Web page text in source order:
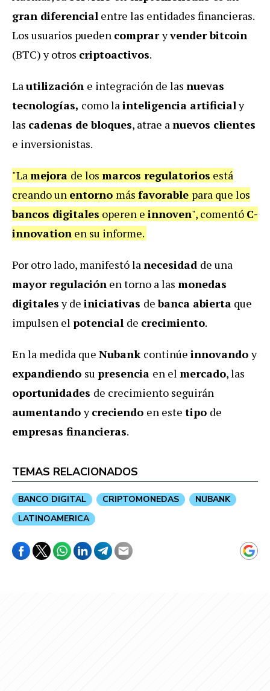
gran diferencial entre las entidades financieras.
Los usuarios pueden compraryvender bitcoin
(BTC) y otros criptoactivos.
Lautilización e integración de las nuevas
tecnologías, como lainteligencia artificialy
las cadenas de bloques, atrae anuevos clientes
e inversionistas.
"Lamejora de los marcos regulatorios está
creando un entorno más favorable para que los
bancos digitales operen e innoven", comentó C-
innovation en su informe.
Por otro lado, manifestó lanecesidad de una
mayor regulación en torno a las monedas
digitalesy de iniciativas debanca abierta que
impulsen el potencial de crecimiento.
En la medida que Nubank continúe innovandoy
expandiendo su presencia en el mercado, las
oportunidades de crecimiento seguirán
aumentandoycreciendo en este tipo de
empresas financieras.
TEMAS RELACIONADOS
BANCO DIGITAL CRIPTOMONEDAS
NUBANK
LATINOAMERICA